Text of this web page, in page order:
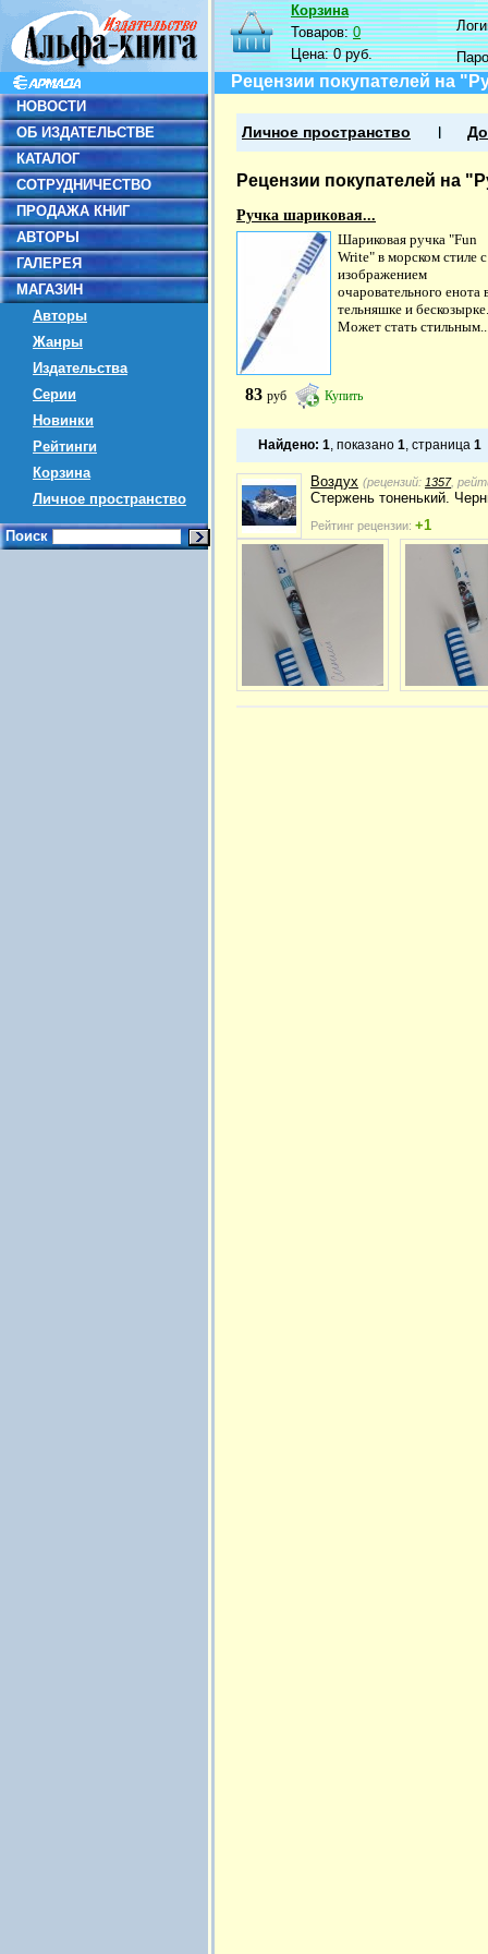
НОВОСТИ
ОБ ИЗДАТЕЛЬСТВЕ
КАТАЛОГ
СОТРУДНИЧЕСТВО
ПРОДАЖА КНИГ
АВТОРЫ
ГАЛЕРЕЯ
МАГАЗИН
Авторы
Жанры
Издательства
Серии
Новинки
Рейтинги
Корзина
Личное пространство
Поиск
Корзина
Товаров:0
Цена:0 руб.
Рецензии покупателей на
Личное пространство
Рецензии покупателей на
Ручка шариковая...
Шариковая ручка "Fun
Write" в морском стиле с
изображением
очаровательного енота
тельняшке и бескозырке.
Может стать
83 руб Купить
Найдено: 1, показано 1, страница 1
Воздух (рецензий: 1357,
Стержень тоненький.
Рейтинг рецензии: +1